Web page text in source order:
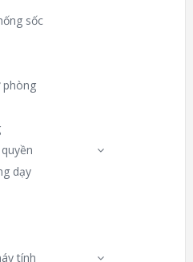
sốc
phòng
dạy
tính